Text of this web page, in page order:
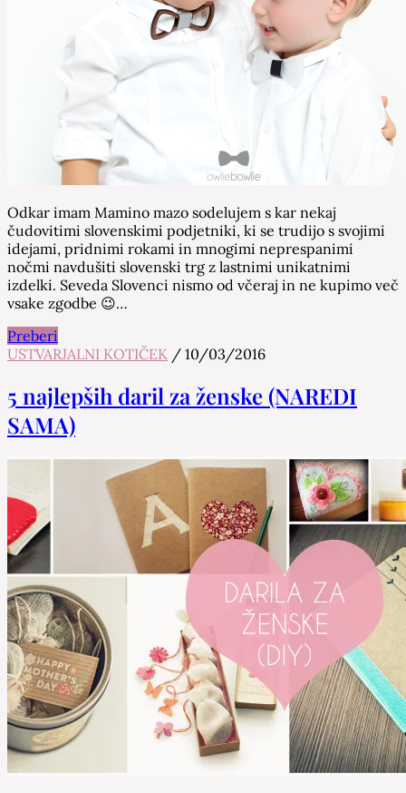
Odkar imam Mamino mazo sodelujem s kar nekaj
čudovitimi slovenskimi podjetniki, ki se trudijo s svojimi
idejami, pridnimi rokami in mnogimi neprespanimi
nočmi navdušiti slovenski trg z lastnimi unikatnimi
izdelki. Seveda Slovenci nismo od včeraj in ne kupimo več
vsake zgodbe 😉…
Preberi
USTVARJALNI KOTIČEK / 10/03/2016
5 najlepših daril za ženske (NAREDI
SAMA)